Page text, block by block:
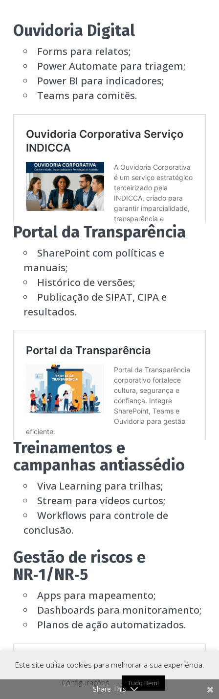
Ouvidoria Digital
Forms para relatos;
Power Automate para triagem;
Power BI para indicadores;
Teams para comitês.
Portal da Transparência
SharePoint com políticas e
manuais;
Histórico de versões;
Publicação de SIPAT, CIPA e
resultados.
Treinamentos e
campanhas antiassédio
Viva Learning para trilhas;
Stream para vídeos curtos;
Workflows para controle de
conclusão.
Gestão de riscos e
NR‑1/NR‑5
Apps para mapeamento;
Dashboards para monitoramento;
Planos de ação automatizados.
Ligar Whatsapp
Este site utiliza cookies para melhorar a sua experiência.
Configurações
Tudo Bem!
Share This